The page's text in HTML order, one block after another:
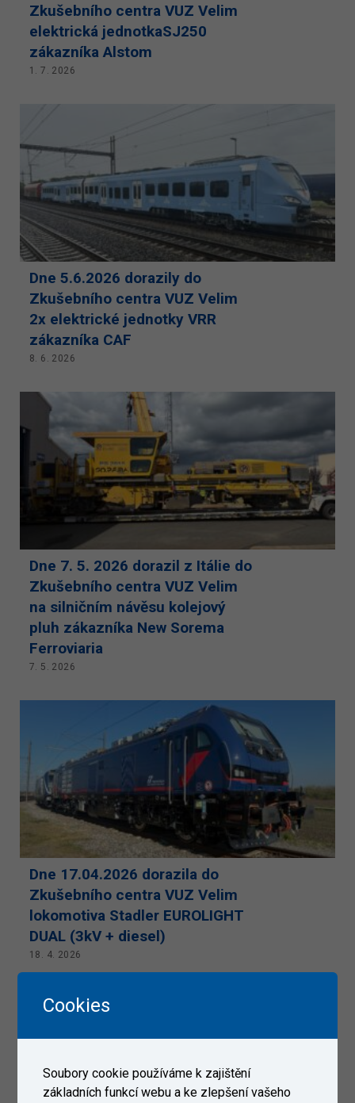
Zkušebního centra VUZ Velim
elektrická jednotkaSJ250
zákazníka Alstom
1. 7. 2026
Dne 5.6.2026 dorazily do
Zkušebního centra VUZ Velim
2x elektrické jednotky VRR
zákazníka CAF
8. 6. 2026
Dne 7. 5. 2026 dorazil z Itálie do
Zkušebního centra VUZ Velim
na silničním návěsu kolejový
pluh zákazníka New Sorema
Ferroviaria
7. 5. 2026
Dne 17.04.2026 dorazila do
Zkušebního centra VUZ Velim
lokomotiva Stadler EUROLIGHT
DUAL (3kV + diesel)
18. 4. 2026
Cookies
Soubory cookie používáme k zajištění
základních funkcí webu a ke zlepšení vašeho